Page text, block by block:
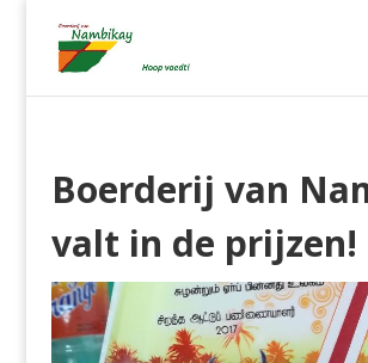
Boerderij van
valt in de prijzen!